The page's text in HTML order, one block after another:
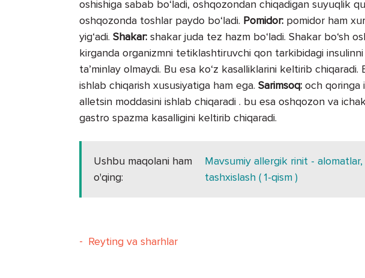
oshishiga sabab bo‘ladi, oshqozondan chiqadigan suyuqlik
oshqozonda toshlar paydo bo‘ladi. Pomidor: pomidor ham
yig‘adi. Shakar: shakar juda tez hazm bo‘ladi. Shakar bo‘sh
kirganda organizmni tetiklashtiruvchi qon tarkibidagi insulinni
ta’minlay olmaydi. Bu esa ko‘z kasalliklarini keltirib
ishlab chiqarish xususiyatiga ham ega. Sarimsoq: och qoringa
alletsin moddasini ishlab chiqaradi . bu esa oshqozon va
gastro spazma kasalligini keltirib chiqaradi.
Ushbu maqolani ham
o'qing:
Mavsumiy allergik rinit -
tashxislash ( 1-qism )
- Reyting va sharhlar